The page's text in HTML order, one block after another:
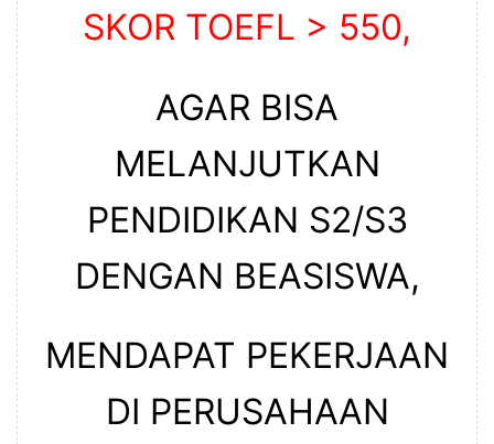
SKOR TOEFL > 550,
AGAR BISA
MELANJUTKAN
PENDIDIKAN S2/S3
DENGAN BEASISWA,
MENDAPAT PEKERJAAN
DI PERUSAHAAN